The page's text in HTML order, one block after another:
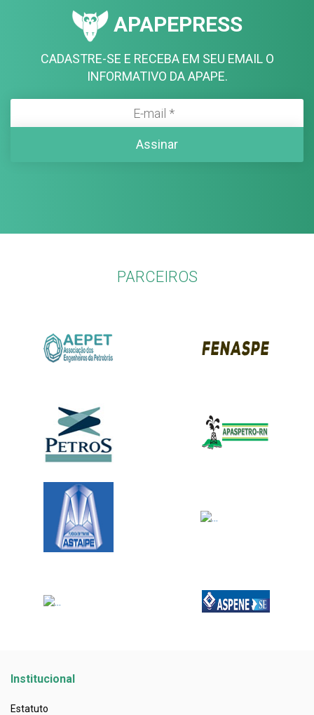
APAPEPRESS
CADASTRE-SE E RECEBA EM SEU EMAIL O
INFORMATIVO DA APAPE.
PARCEIROS
Institucional
Estatuto